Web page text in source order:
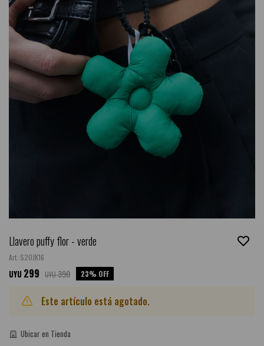
Llavero puffy flor - verde
S20JK16
UYU 299 UYU390 23
Este artículo está agotado.
Ubicar en Tienda